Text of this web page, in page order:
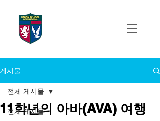
게시물
전체 게시물
전체 게시물
11학년의 아바(AVA) 여행